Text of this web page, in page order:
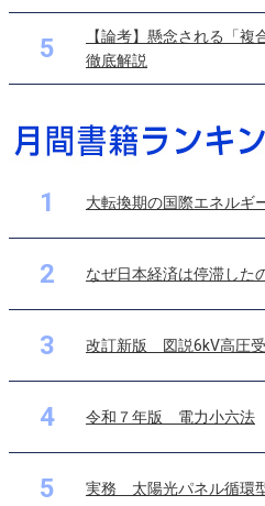
5
【論考】懸念される「
徹底解説
1 大転換期の国際エネルギ
2 なぜ日本経済は停滞した
3 改訂新版 図説6kV高圧
4 令和７年版 電力小六法
5 実務 太陽光パネル循環